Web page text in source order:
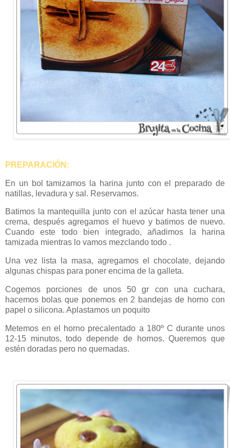
PREPARACIÓN:
En un bol tamizamos la harina junto con el preparado de
natillas, levadura y sal. Reservamos.
Batimos la mantequilla junto con el azúcar hasta tener una
crema, después agregamos el huevo y batimos de nuevo.
Cuando este todo bien integrado, añadimos la harina
tamizada mientras lo vamos mezclando todo .
Una vez lista la masa, agregamos el chocolate, dejando
algunas chispas para poner encima de la galleta.
Cogemos porciones de unos 50 gr con una cuchara,
hacemos bolas que ponemos en 2 bandejas de horno con
papel o silicona. Aplastamos un poquito
Metemos en el horno precalentado a 180º C durante unos
12-15 minutos, todo depende de hornos. Queremos que
estén doradas pero no quemadas.